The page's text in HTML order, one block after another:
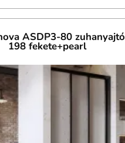
ASDP3-80 zuhanyajtó
198 fekete+pearl